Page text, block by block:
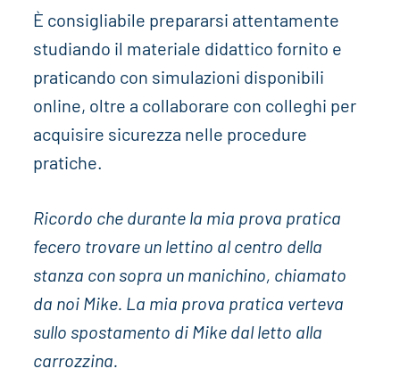
È consigliabile prepararsi attentamente
studiando il materiale didattico fornito e
praticando con simulazioni disponibili
online, oltre a collaborare con colleghi per
acquisire sicurezza nelle procedure
pratiche.
Ricordo che durante la mia prova pratica
fecero trovare un lettino al centro della
stanza con sopra un manichino, chiamato
da noi Mike. La mia prova pratica verteva
sullo spostamento di Mike dal letto alla
carrozzina.